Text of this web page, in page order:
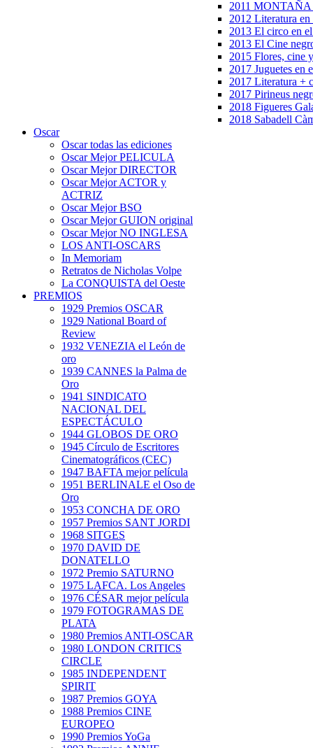
2011 MONTAÑA
2012 Literatura en
2013 El circo en
2013 El Cine
2015 Flores, cine
2017 Juguetes en
2017 Literatura +
2017 Pirineus
2018 Figueres
2018 Sabadell
Oscar
Oscar todas las ediciones
Oscar Mejor PELICULA
Oscar Mejor DIRECTOR
Oscar Mejor ACTOR y
ACTRIZ
Oscar Mejor BSO
Oscar Mejor GUION original
Oscar Mejor NO INGLESA
LOS ANTI-OSCARS
In Memoriam
Retratos de Nicholas Volpe
La CONQUISTA del Oeste
PREMIOS
1929 Premios OSCAR
1929 National Board of
Review
1932 VENEZIA el León de
oro
1939 CANNES la Palma de
Oro
1941 SINDICATO
NACIONAL DEL
ESPECTÁCULO
1944 GLOBOS DE ORO
1945 Círculo de Escritores
Cinematográficos (CEC)
1947 BAFTA mejor película
1951 BERLINALE el Oso de
Oro
1953 CONCHA DE ORO
1957 Premios SANT JORDI
1968 SITGES
1970 DAVID DE
DONATELLO
1972 Premio SATURNO
1975 LAFCA. Los Angeles
1976 CÉSAR mejor película
1979 FOTOGRAMAS DE
PLATA
1980 Premios ANTI-OSCAR
1980 LONDON CRITICS
CIRCLE
1985 INDEPENDENT
SPIRIT
1987 Premios GOYA
1988 Premios CINE
EUROPEO
1990 Premios YoGa